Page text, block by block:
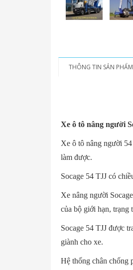
THÔNG TIN SẢN PHẨM
Xe ô tô nâng người
Xe ô tô nâng người
làm được.
Socage 54 TJJ có
Xe nâng người
của bộ giới hạn, trạng
Socage 54 TJJ được
giành cho xe.
Hệ thống chân chống